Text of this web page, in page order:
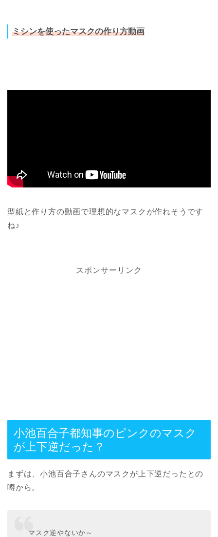
ミシンを使ったマスクの作り方動画
型紙と作り方の動画で理想的なマスクが作れそうです
ね♪
スポンサーリンク
小池百合子都知事のピンクのマスク
が上下逆だった？
まずは、小池百合子さんのマスクが上下逆だったとの
噂から。
マスク逆やないか～